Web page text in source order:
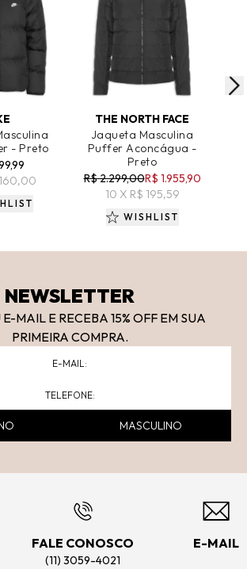
CARRINHO
- Preto
ADICIONAR AO CARRINHO
THE NORTH FACE
Jaqueta Masculina
Puffer Aconcágua -
Preto
R$ 2.299,00R$ 1.955,90
10 X R$ 195,59
WISHLIST
NEWSLETTER
MAIL E RECEBA 15% OFF EM SUA
PRIMEIRA COMPRA.
MASCULINO
FALE CONOSCO
(11) 3059-4021
E-MAIL